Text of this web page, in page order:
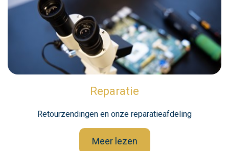
Reparatie
Retourzendingen en onze reparatieafdeling
Meer lezen